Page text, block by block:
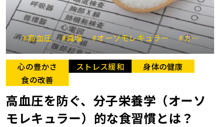
#高血圧 #減塩 #オーソモレキュラー #カリウム
心の豊かさ ストレス緩和
身体の健康
食の改善
高血圧を防ぐ、分子栄養学（オーソ
モレキュラー）的な食習慣とは？